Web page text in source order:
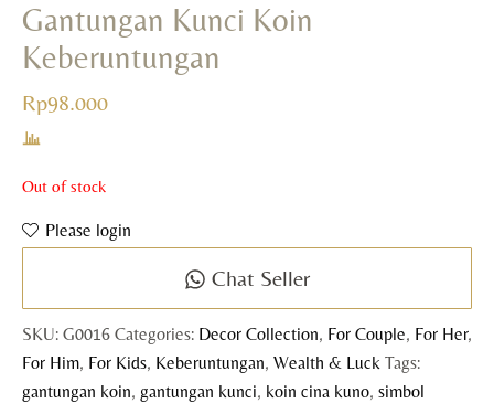
Gantungan Kunci Koin
Keberuntungan
Rp98.000
Out of stock
Please login
Chat Seller
SKU: G0016 Categories: Decor Collection, For Couple, For Her,
For Him, For Kids, Keberuntungan, Wealth & Luck Tags:
gantungan koin, gantungan kunci, koin cina kuno, simbol